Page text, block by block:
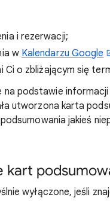
i rezerwacji;
w Kalendarzu Google
o zbliżającym się
podstawie
utworzona karta
jakieś
kart
wyłączone, jeśli